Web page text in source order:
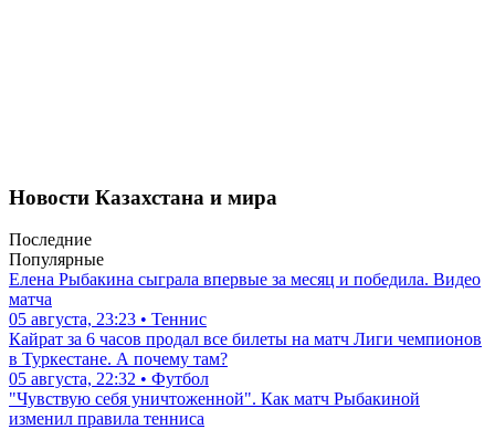
Новости Казахстана и мира
Последние
Популярные
Елена Рыбакина сыграла впервые за месяц и победила. Видео
матча
05 августа, 23:23 • Теннис
Кайрат за 6 часов продал все билеты на матч Лиги чемпионов
в Туркестане. А почему там?
05 августа, 22:32 • Футбол
"Чувствую себя уничтоженной". Как матч Рыбакиной
изменил правила тенниса